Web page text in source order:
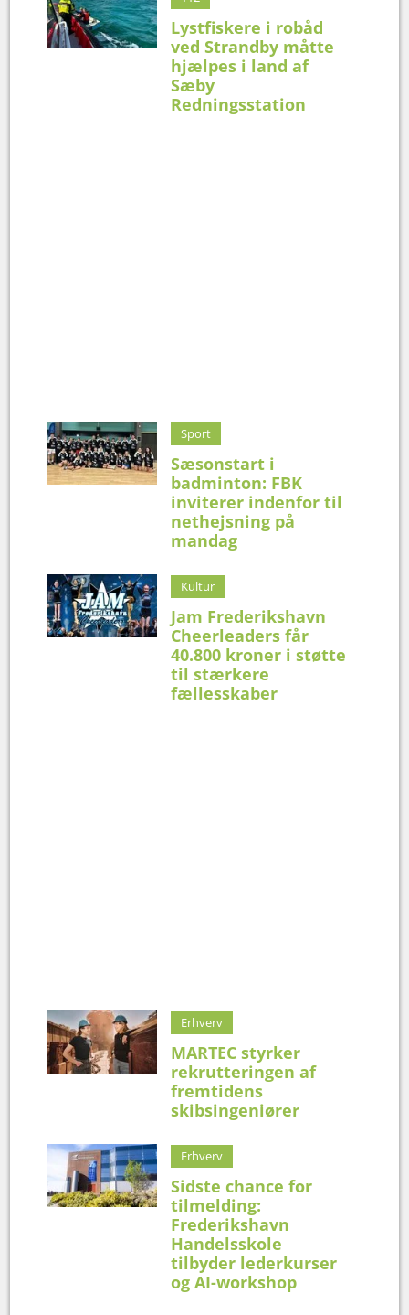
Lystfiskere i robåd
ved Strandby måtte
hjælpes i land af
Sæby
Redningsstation
Sport
Sæsonstart i
badminton: FBK
inviterer indenfor til
nethejsning på
mandag
Kultur
Jam Frederikshavn
Cheerleaders får
40.800 kroner i støtte
til stærkere
fællesskaber
Erhverv
MARTEC styrker
rekrutteringen af
fremtidens
skibsingeniører
Erhverv
Sidste chance for
tilmelding:
Frederikshavn
Handelsskole
tilbyder lederkurser
og AI-workshop